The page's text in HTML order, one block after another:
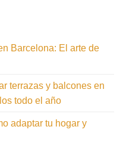
Barcelona: El arte de
terrazas y balcones en
todo el año
adaptar tu hogar y